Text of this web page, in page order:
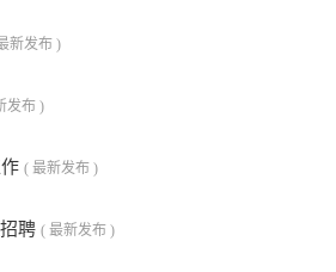
新发布 )
发布 )
( 最新发布 )
聘 ( 最新发布 )